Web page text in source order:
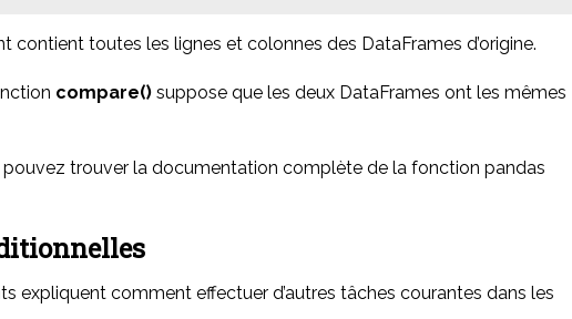
contient toutes les lignes et colonnes des DataFrames d’origine.
compare() suppose que les deux DataFrames ont les mêmes
pouvez trouver la documentation complète de la fonction pandas
expliquent comment effectuer d’autres tâches courantes dans les